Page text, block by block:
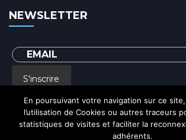
NEWSLETTER
S'inscrire
En renseignant votre adresse email, vous acceptez
electronique notre lettre d'information et vous prenez
En poursuivant votre navigation sur ce
l’utilisation de Cookies ou autres traceurs
statistiques de visites et faciliter la
adhérents.